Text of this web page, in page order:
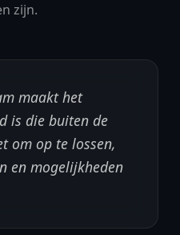
zijn.
maakt het
is die buiten de
om op te lossen,
en mogelijkheden